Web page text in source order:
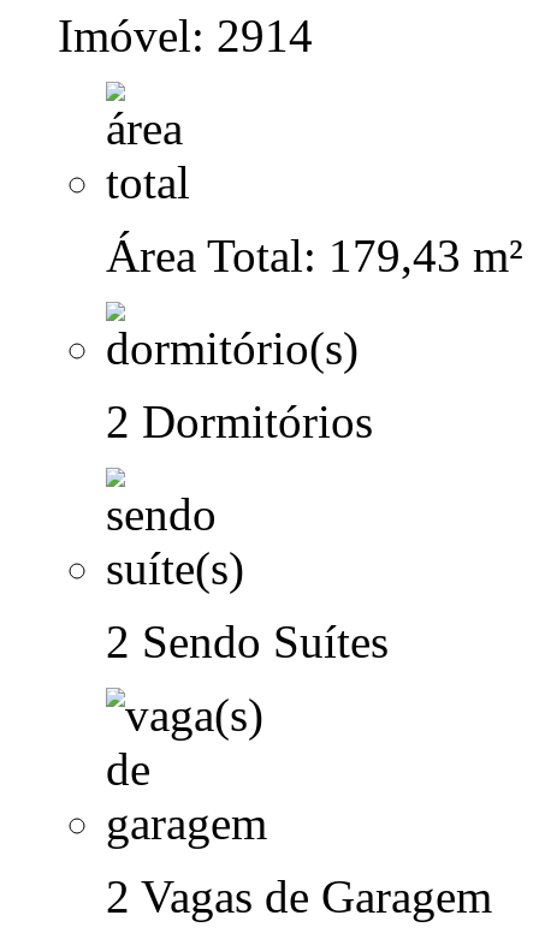
Imóvel: 2914
Área Total: 179,43 m²
2 Dormitórios
2 Sendo Suítes
2 Vagas de Garagem